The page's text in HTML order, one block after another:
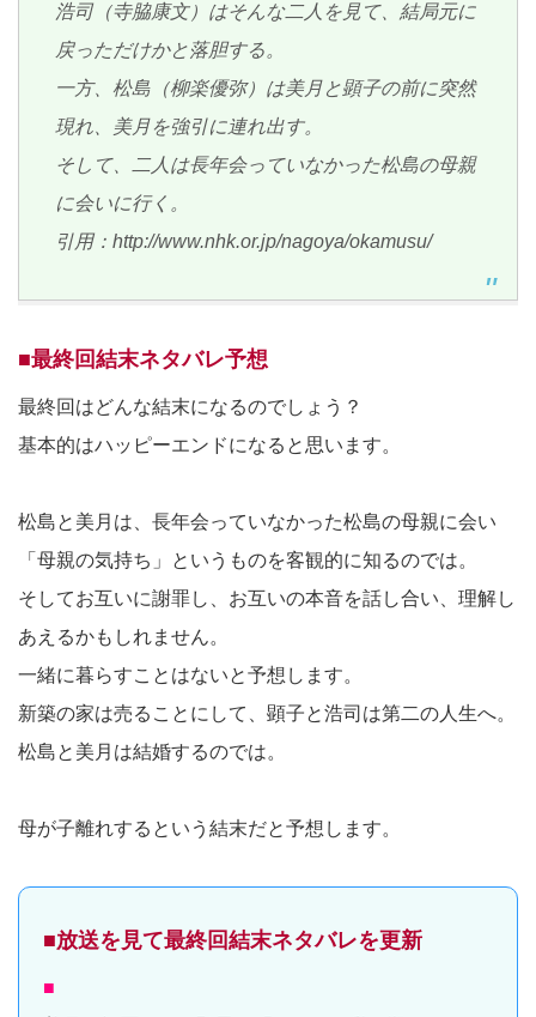
浩司（寺脇康文）はそんな二人を見て、結局元に
戻っただけかと落胆する。
一方、松島（柳楽優弥）は美月と顕子の前に突然
現れ、美月を強引に連れ出す。
そして、二人は長年会っていなかった松島の母親
に会いに行く。
引用：http://www.nhk.or.jp/nagoya/okamusu/
■最終回結末ネタバレ予想
最終回はどんな結末になるのでしょう？
基本的はハッピーエンドになると思います。
松島と美月は、長年会っていなかった松島の母親に会い
「母親の気持ち」というものを客観的に知るのでは。
そしてお互いに謝罪し、お互いの本音を話し合い、理解し
あえるかもしれません。
一緒に暮らすことはないと予想します。
新築の家は売ることにして、顕子と浩司は第二の人生へ。
松島と美月は結婚するのでは。
母が子離れするという結末だと予想します。
■放送を見て最終回結末ネタバレを更新
■